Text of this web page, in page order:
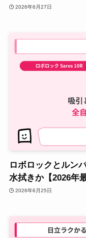
2026年6月27日
ロボロックとルン
水拭きか【2026年
2026年6月25日